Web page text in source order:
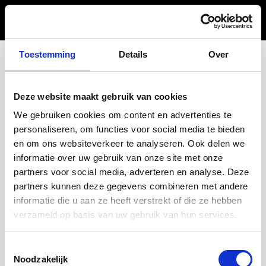
Toestemming Details Over
Deze website maakt gebruik van cookies
We gebruiken cookies om content en advertenties te
personaliseren, om functies voor social media te bieden
en om ons websiteverkeer te analyseren. Ook delen we
informatie over uw gebruik van onze site met onze
partners voor social media, adverteren en analyse. Deze
partners kunnen deze gegevens combineren met andere
informatie die u aan ze heeft verstrekt of die ze hebben
verzameld op basis van uw gebruik van hun services.
Noodzakelijk
404
This page isn't available
The link may be broken, or the page may have been